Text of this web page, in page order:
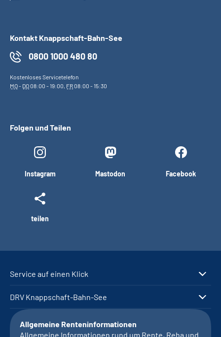
Kontakt Knappschaft-Bahn-See
0800 1000 480 80
Kostenloses Servicetelefon
MO- DO08:00 - 19:00, FR08:00 - 15:30
Folgen und Teilen
Instagram Mastodon Facebook
teilen
Service auf einen Klick
DRV Knappschaft-Bahn-See
Allgemeine Renteninformationen
Allgemeine Informationen rund um Rente, Reha und